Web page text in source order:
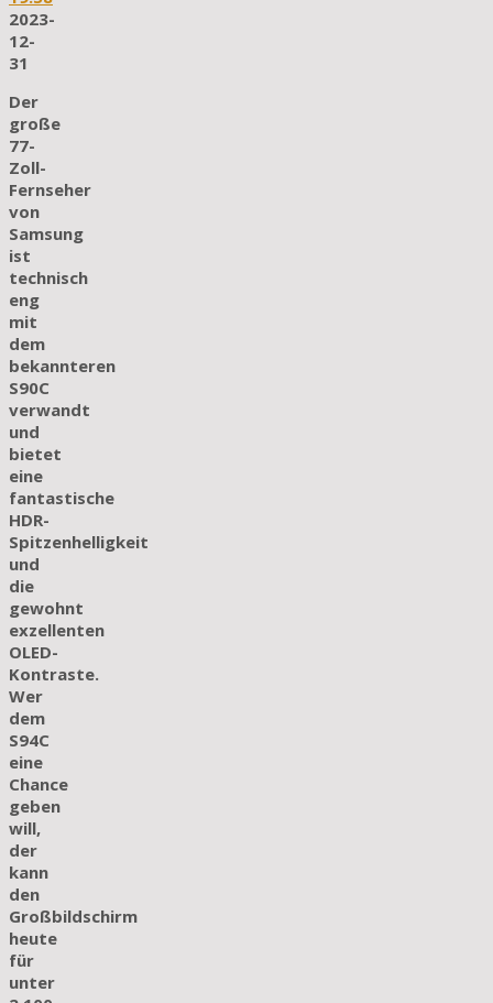
2023-
12-
31
Der
große
77-
Zoll-
Fernseher
von
Samsung
ist
technisch
eng
mit
dem
bekannteren
S90C
verwandt
und
bietet
eine
fantastische
HDR-
Spitzenhelligkeit
und
die
gewohnt
exzellenten
OLED-
Kontraste.
Wer
dem
S94C
eine
Chance
geben
will,
der
kann
den
Großbildschirm
heute
für
unter